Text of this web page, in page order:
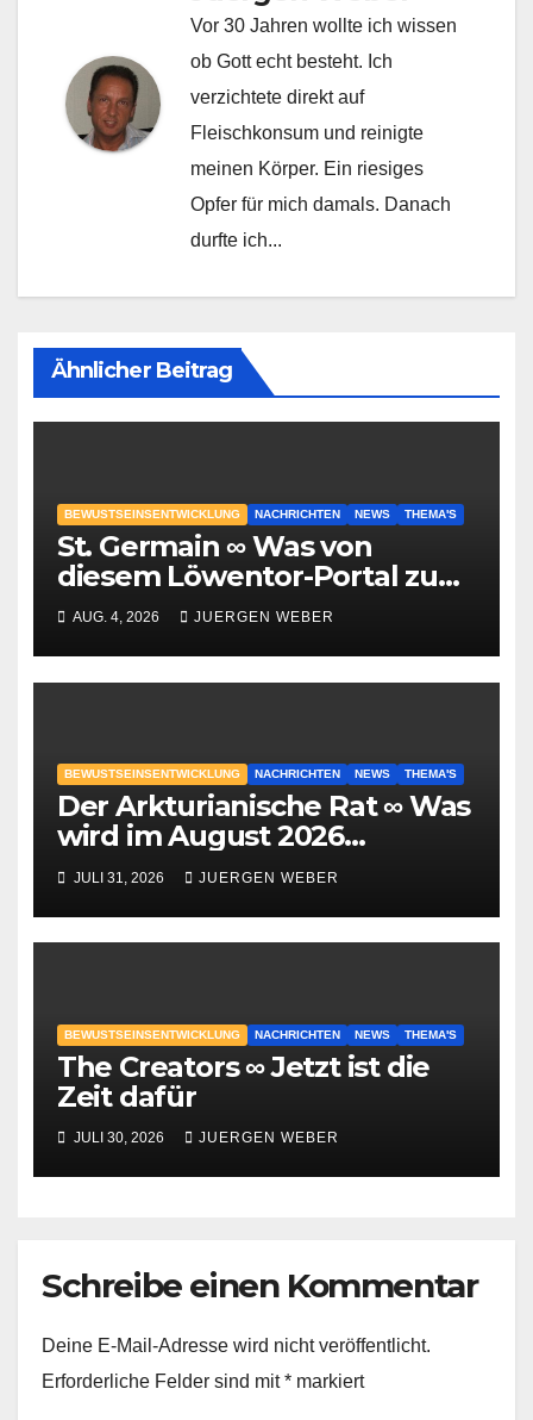
Vor 30 Jahren wollte ich wissen
ob Gott echt besteht. Ich
verzichtete direkt auf
Fleischkonsum und reinigte
meinen Körper. Ein riesiges
Opfer für mich damals. Danach
durfte ich...
Ähnlicher Beitrag
BEWUSTSEINSENTWICKLUNG NACHRICHTEN NEWS THEMA'S
St. Germain ∞ Was von
diesem Löwentor-Portal zu
erwarten ist
AUG. 4, 2026 JUERGEN WEBER
BEWUSTSEINSENTWICKLUNG NACHRICHTEN NEWS THEMA'S
Der Arkturianische Rat ∞ Was
wird im August 2026
geschehen?
JULI 31, 2026 JUERGEN WEBER
BEWUSTSEINSENTWICKLUNG NACHRICHTEN NEWS THEMA'S
The Creators ∞ Jetzt ist die
Zeit dafür
JULI 30, 2026 JUERGEN WEBER
Schreibe einen Kommentar
Deine E-Mail-Adresse wird nicht veröffentlicht.
Erforderliche Felder sind mit* markiert